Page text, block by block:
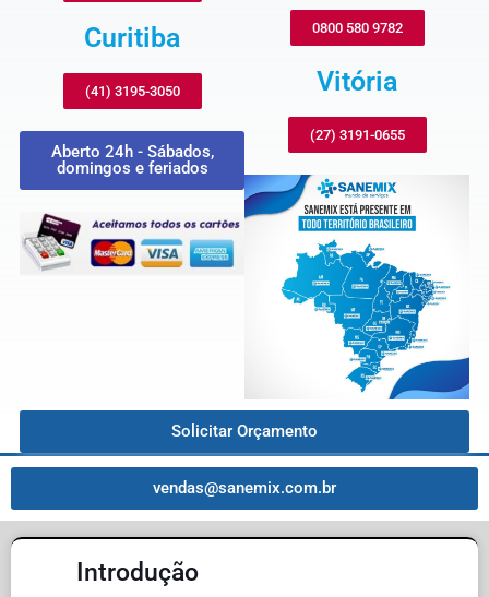
Curitiba
(41) 3195-3050
Aberto 24h - Sábados,
domingos e feriados
0800 580 9782
Vitória
(27) 3191-0655
Solicitar Orçamento
vendas@sanemix.com.br
Introdução